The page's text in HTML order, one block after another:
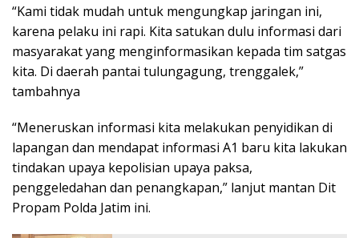
“Kami tidak mudah untuk mengungkap jaringan ini,
karena pelaku ini rapi. Kita satukan dulu informasi dari
masyarakat yang menginformasikan kepada tim satgas
kita. Di daerah pantai tulungagung, trenggalek,”
tambahnya
“Meneruskan informasi kita melakukan penyidikan di
lapangan dan mendapat informasi A1 baru kita lakukan
tindakan upaya kepolisian upaya paksa,
penggeledahan dan penangkapan,” lanjut mantan Dit
Propam Polda Jatim ini.